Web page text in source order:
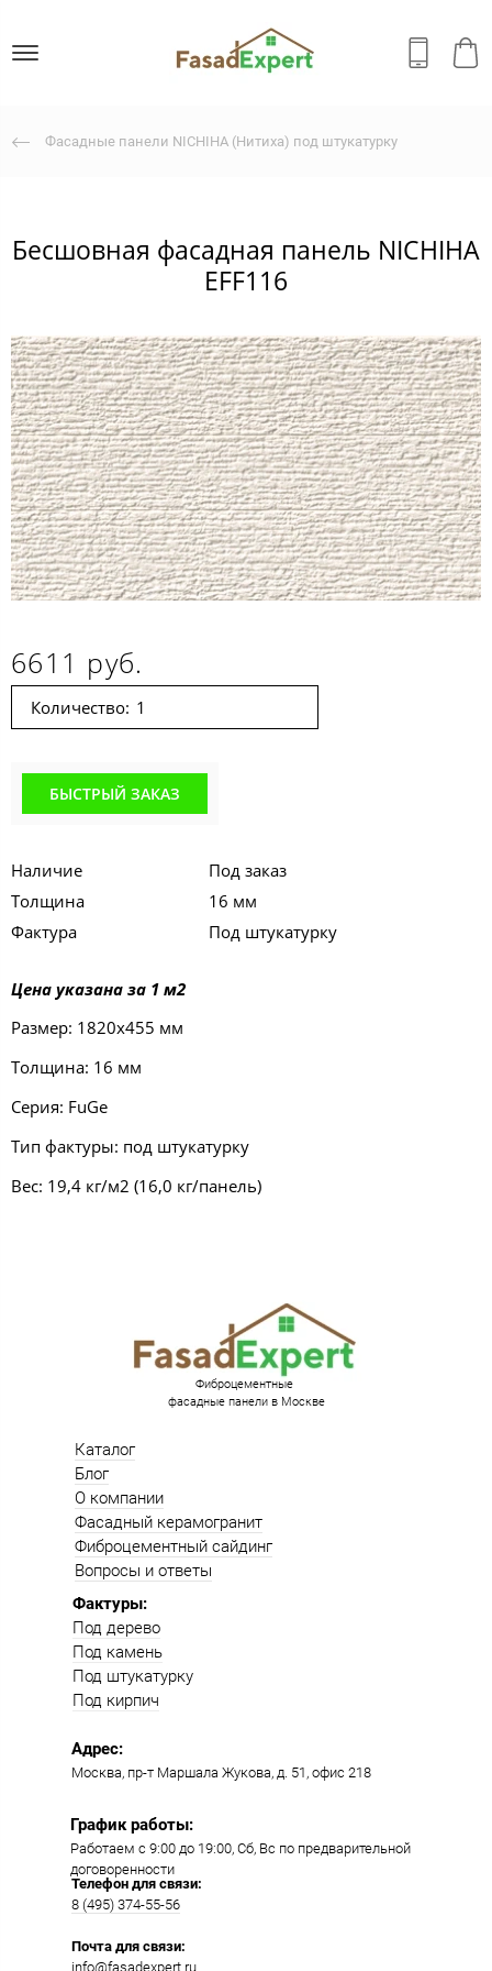
Фасадные панели NICHIHA (Нитиха) под штукатурку
Бесшовная фасадная панель NICHIHA
EFF116
6611 руб.
Количество:
БЫСТРЫЙ ЗАКАЗ
Наличие
Под заказ
Толщина
16 мм
Фактура
Под штукатурку
Цена указана за 1 м2
Размер: 1820х455 мм
Толщина: 16 мм
Серия: FuGe
Тип фактуры: под штукатурку
Вес: 19,4 кг/м2 (16,0 кг/панель)
Фактуры:
Под дерево
Под камень
Под штукатурку
Под кирпич
Работаем с 9:00 до 19:00​, Сб, Вс по предварительной
договоренности
Москва, пр-т Маршала Жукова, д. 51, офис 218​​
Каталог
Блог
О компании
Фасадный керамогранит
Фиброцементный сайдинг
Вопросы и ответы
Адрес:
График работы:
Телефон для связи:
8 (495) 374-55-56​
Почта для связи:
info@fasadexpert.ru
Фиброцементные
фасадные панели в Москве